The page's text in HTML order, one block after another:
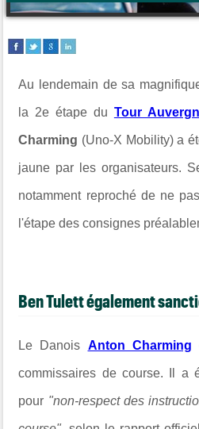
Au lendemain de sa
la 2e étape du Tour
Charming (Uno-X Mobility) a
jaune par les organisateurs.
notamment reproché de ne
l'étape des consignes
Ben Tulett également
Le Danois Anton Charming
commissaires de course. Il a
pour "non-respect des